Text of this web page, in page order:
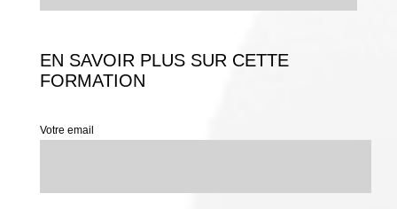
EN SAVOIR PLUS SUR CETTE
FORMATION
Votre email